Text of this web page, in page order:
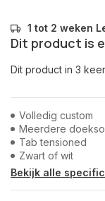
1 tot 2 weken
Dit product is
Dit product in 3
Volledig custom
Meerdere
Tab tensioned
Zwart of wit
Bekijk alle